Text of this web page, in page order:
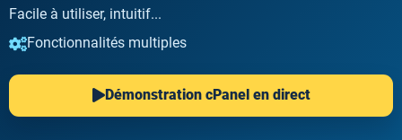
Facile à utiliser, intuitif...
Fonctionnalités multiples
Démonstration cPanel en direct